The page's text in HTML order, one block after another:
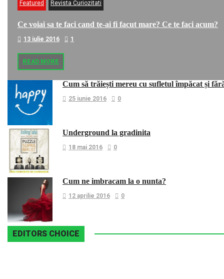
Featured Revista Curiozitati
Ce voiai sa te faci cand te-ai fi facut mare? Ce te faci acum?
13 iulie 2016 1
READ MORE
Cum să trăiești mereu cu sufletul împăcat și
25 iunie 2016 0
Underground la gradinita
18 mai 2016 0
Cum ne imbracam la o nunta?
12 aprilie 2016 0
EDITORS CHOICE